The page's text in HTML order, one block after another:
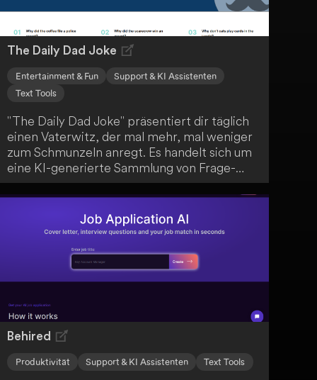
The Daily Dad Joke
Entertainment & Fun
Support & KI Assistenten
Text Tools
"The Daily Dad Joke" präsentiert dir täglich
einen Vaterwitz, der mal mehr, mal weniger
zum Schmunzeln anregt. Es handelt sich um
eine KI-generierte Sammlung von Frage-
Antwort-Witzen, die das klassische "Dad-
Joke"-Format nachahmen. Die Künstliche
Intelligenz imitiert dabei einen Vater, um dir
jeden Tag aufs Neue humorvolle Momente zu
Behired
Produktivität Support & KI Assistenten Text Tools